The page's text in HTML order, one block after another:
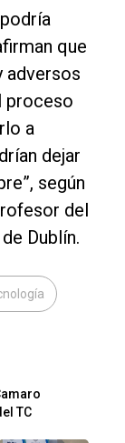
que
adversos
proceso
a
dejar
según
del
Dublín.
TC